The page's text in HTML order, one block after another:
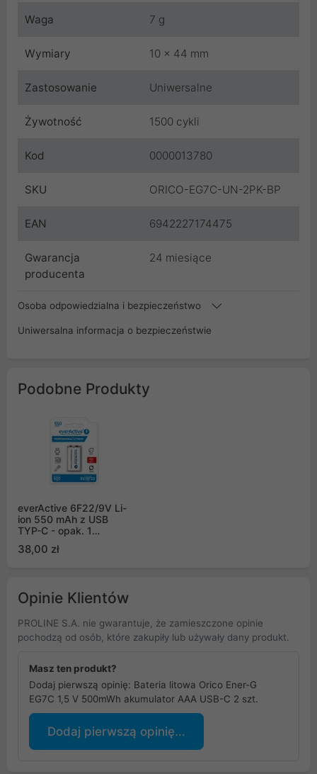
Waga 7 g
Wymiary 10 x 44 mm
Zastosowanie Uniwersalne
Żywotność 1500 cykli
Kod 0000013780
SKU ORICO-EG7C-UN-2PK-BP
EAN 6942227174475
Gwarancja
producenta
24 miesiące
Osoba odpowiedzialna i bezpieczeństwo
Uniwersalna informacja o bezpieczeństwie
Podobne Produkty
everActive 6F22/9V Li-
ion 550 mAh z USB
TYP-C - opak. 1
(EVHR22-550C)
38,00 zł
Opinie Klientów
PROLINE S.A. nie gwarantuje, że zamieszczone opinie
pochodzą od osób, które zakupiły lub używały dany produkt.
Masz ten produkt?
Dodaj pierwszą opinię: Bateria litowa Orico Ener-G
EG7C 1,5 V 500mWh akumulator AAA USB-C 2 szt.
Dodaj pierwszą opinię...